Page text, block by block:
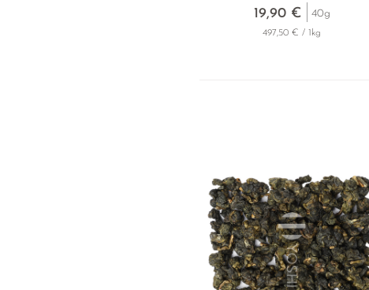
19,90 € 40g
497,50 € / 1kg